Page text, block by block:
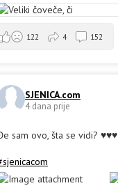
122 4 152
SJENICA.com
4 dana prije
sam ovo, šta se vidi? ♥️♥️♥️